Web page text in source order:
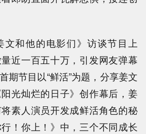
文和他的电影们》访谈节目上
近一百五十万，引发网友弹幕
期节目以“鲜活”为题，分享姜文
光灿烂的日子》创作幕后，姜
素人演员开发成鲜活角色的秘
！你上！》中，三个不同成长